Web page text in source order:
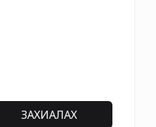
ЗАХИАЛАХ